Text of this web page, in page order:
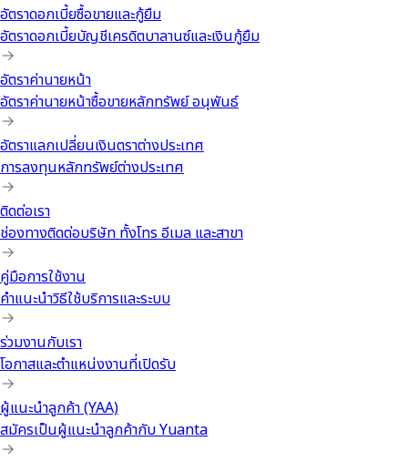
อัตราดอกเบี้ยซื้อขายและกู้ยืม
อัตราดอกเบี้ยบัญชีเครดิตบาลานซ์และเงินกู้ยืม
อัตราค่านายหน้า
อัตราค่านายหน้าซื้อขายหลักทรัพย์ อนุพันธ์
อัตราแลกเปลี่ยนเงินตราต่างประเทศ
การลงทุนหลักทรัพย์ต่างประเทศ
ติดต่อเรา
ช่องทางติดต่อบริษัท ทั้งโทร อีเมล และสาขา
คู่มือการใช้งาน
คำแนะนำวิธีใช้บริการและระบบ
ร่วมงานกับเรา
โอกาสและตำแหน่งงานที่เปิดรับ
ผู้แนะนำลูกค้า (YAA)
สมัครเป็นผู้แนะนำลูกค้ากับ Yuanta